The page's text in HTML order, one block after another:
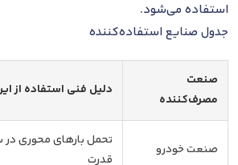
استفاده می‌شود.
جدول صنایع استفاده‌کننده
صنعت
مصرف‌کننده
دلیل فنی استفاده از
صنعت خودرو
تحمل بارهای محوری
قدرت